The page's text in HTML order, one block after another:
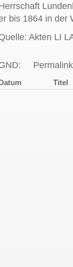
bis 1864 in der
Akten LI
Titel